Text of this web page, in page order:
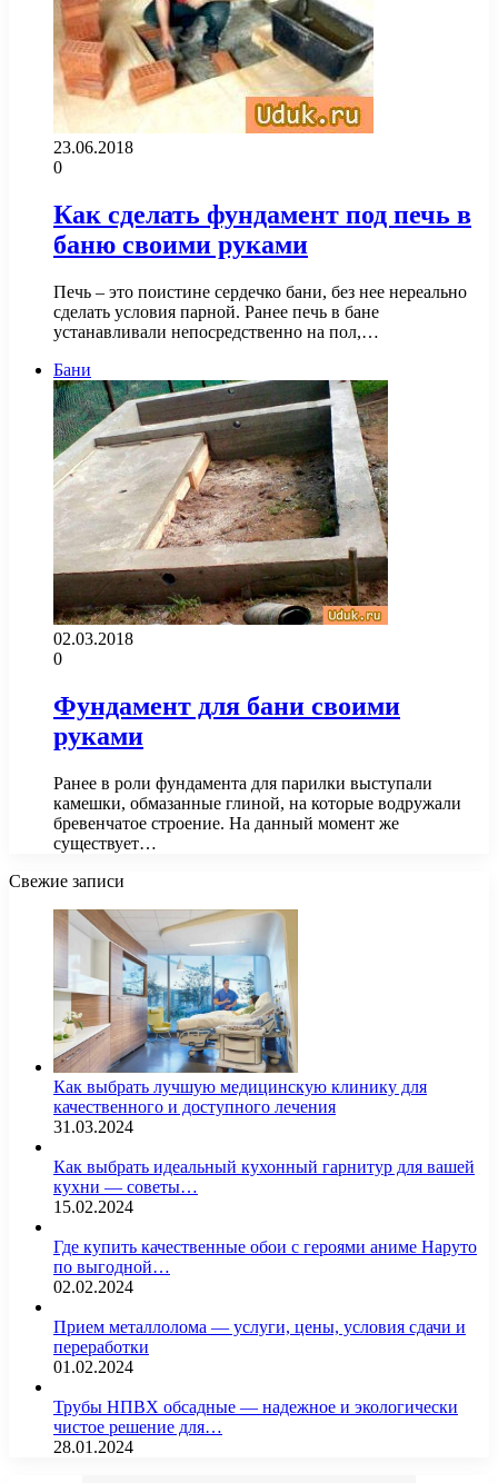
23.06.2018
0
Как сделать фундамент под печь в
баню своими руками
Печь – это поистине сердечко бани, без нее нереально
сделать условия парной. Ранее печь в бане
устанавливали непосредственно на пол,…
Бани
02.03.2018
0
Фундамент для бани своими
руками
Ранее в роли фундамента для парилки выступали
камешки, обмазанные глиной, на которые водружали
бревенчатое строение. На данный момент же
существует…
Свежие записи
Как выбрать лучшую медицинскую клинику для
качественного и доступного лечения
31.03.2024
Как выбрать идеальный кухонный гарнитур для вашей
кухни — советы…
15.02.2024
Где купить качественные обои с героями аниме Наруто
по выгодной…
02.02.2024
Прием металлолома — услуги, цены, условия сдачи и
переработки
01.02.2024
Трубы НПВХ обсадные — надежное и экологически
чистое решение для…
28.01.2024